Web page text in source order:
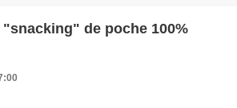
"snacking" de poche 100%